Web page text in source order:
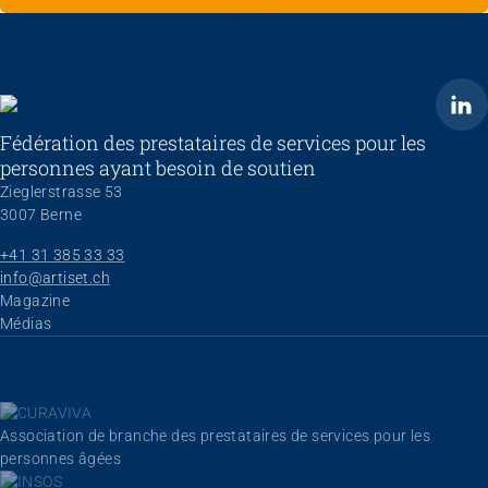
ARTISET
Fédération des prestataires de services pour les
personnes ayant besoin de soutien
Zieglerstrasse 53
3007 Berne
+41 31 385 33 33
info@artiset.ch
Aller au contenu
Magazine
Médias
Association de branche des prestataires de services pour les
personnes âgées